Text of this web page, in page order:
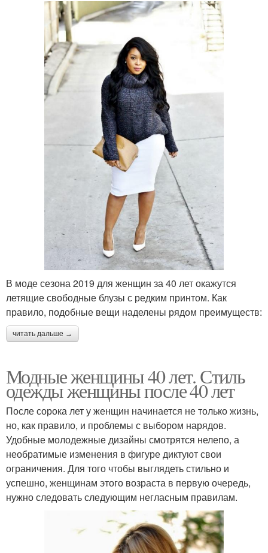
В моде сезона 2019 для женщин за 40 лет окажутся
летящие свободные блузы с редким принтом. Как
правило, подобные вещи наделены рядом преимуществ:
читать дальше →
Модные женщины 40 лет. Стиль
одежды женщины после 40 лет
После сорока лет у женщин начинается не только жизнь,
но, как правило, и проблемы с выбором нарядов.
Удобные молодежные дизайны смотрятся нелепо, а
необратимые изменения в фигуре диктуют свои
ограничения. Для того чтобы выглядеть стильно и
успешно, женщинам этого возраста в первую очередь,
нужно следовать следующим негласным правилам.